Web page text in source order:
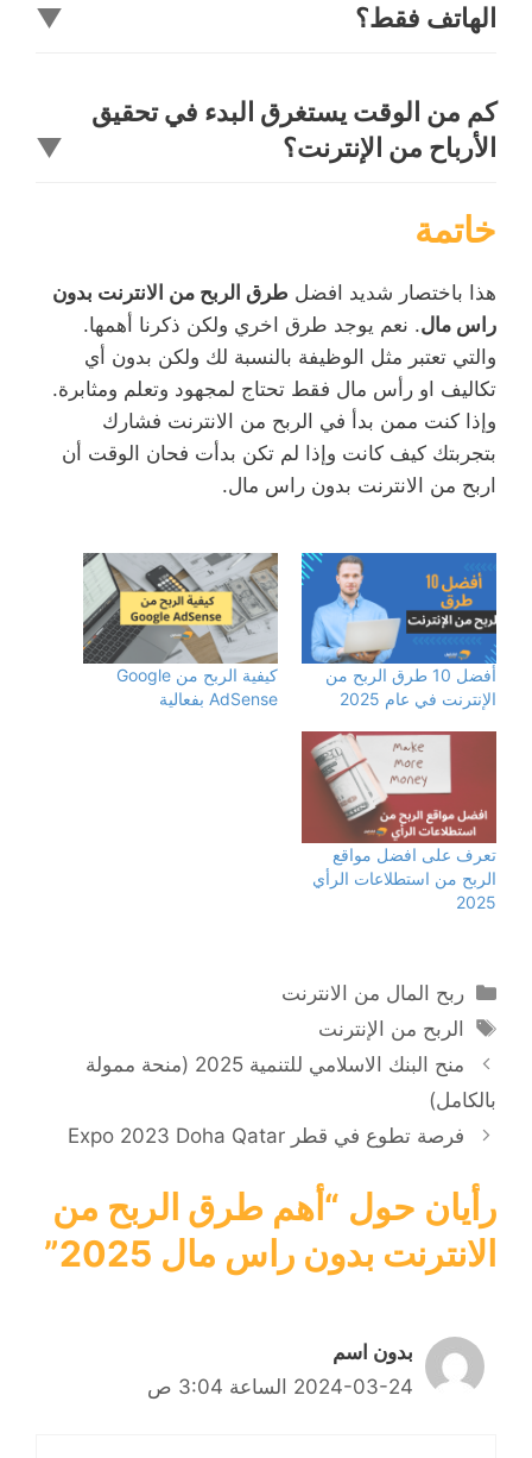
الهاتف فقط؟
▼
كم من الوقت يستغرق البدء في تحقيق
الأرباح من الإنترنت؟
▼
خاتمة
هذا باختصار شديد افضل طرق الربح من الانترنت بدون
راس مال. نعم يوجد طرق اخري ولكن ذكرنا أهمها.
والتي تعتبر مثل الوظيفة بالنسبة لك ولكن بدون أي
تكاليف او رأس مال فقط تحتاج لمجهود وتعلم ومثابرة.
وإذا كنت ممن بدأ في الربح من الانترنت فشارك
بتجربتك كيف كانت وإذا لم تكن بدأت فحان الوقت أن
اربح من الانترنت بدون راس مال.
أفضل 10 طرق الربح من
الإنترنت في عام 2025
كيفية الربح من Google
AdSense بفعالية
تعرف على افضل مواقع
الربح من استطلاعات الرأي
2025
التصنيفات
ربح المال من الانترنت
الوسوم
الربح من الإنترنت
منح البنك الاسلامي للتنمية 2025 (منحة ممولة
بالكامل)
فرصة تطوع في قطر Expo 2023 Doha Qatar
رأيان حول “أهم طرق الربح من
الانترنت بدون راس مال 2025”
بدون اسم
2024-03-24 الساعة 3:04 ص